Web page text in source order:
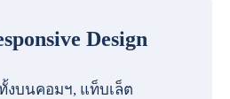
Design
งบนคอมฯ, แท็บเล็ต